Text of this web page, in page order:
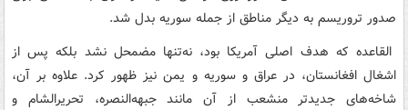
صدور تروریسم به دیگر مناطق از جمله سوریه بدل شد.
القاعده که هدف اصلی آمریکا بود، نه‌تنها مضمحل نشد بلکه پس از
اشغال افغانستان، در عراق و سوریه و یمن نیز ظهور کرد. علاوه بر آن،
شاخه‌های جدیدتر منشعب از آن مانند جبهه‌النصره، تحریرالشام و